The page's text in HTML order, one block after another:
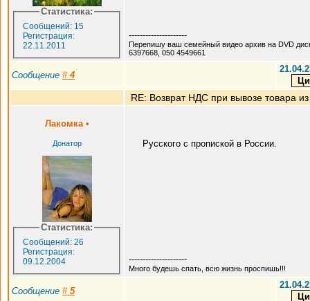
Статистика:
Сообщений: 15
Регистрация:
22.11.2011
---------------------
Перепишу ваш семейный видео архив на DVD
6397668, 050 4549661
Сообщение # 4
RE: Возврат НДС при вывозе товара
Лакомка •
Донатор
Статистика:
Сообщений: 26
Регистрация:
09.12.2004
Русского с пропиской в России.
---------------------
Много будешь спать, всю жизнь проспишь!!!
Сообщение # 5